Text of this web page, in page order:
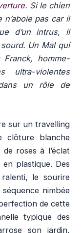
. Si le chien
pas car il
d’un intrus, il
Un Mal qui
homme-
ultra-violentes
un rôle de
sur un travelling
clôture blanche
roses à l’éclat
plastique. Des
le sourire
nimbée
de cette
typique des
son jardin,